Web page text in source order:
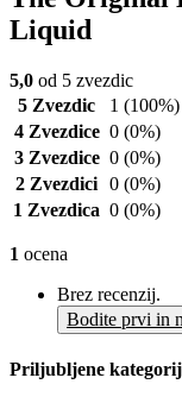
Liquid
5,0 od 5 zvezdic
5 Zvezdic
1 (100%)
4 Zvezdice 0 (0%)
3 Zvezdice 0 (0%)
2 Zvezdici 0 (0%)
1 Zvezdica 0 (0%)
1 ocena
Brez recenzij.
Bodite prvi in
Priljubljene